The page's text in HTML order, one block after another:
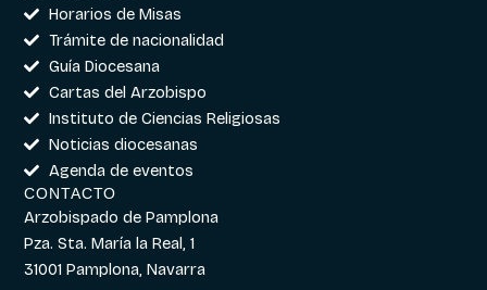
Horarios de Misas
Trámite de nacionalidad
Guía Diocesana
Cartas del Arzobispo
Instituto de Ciencias Religiosas
Noticias diocesanas
Agenda de eventos
CONTACTO
Arzobispado de Pamplona
Pza. Sta. María la Real, 1
31001 Pamplona, Navarra